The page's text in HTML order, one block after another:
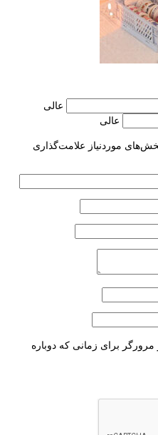
عالی
عالی
موردنیاز علامت‌گذاری
برای زمانی که دوباره